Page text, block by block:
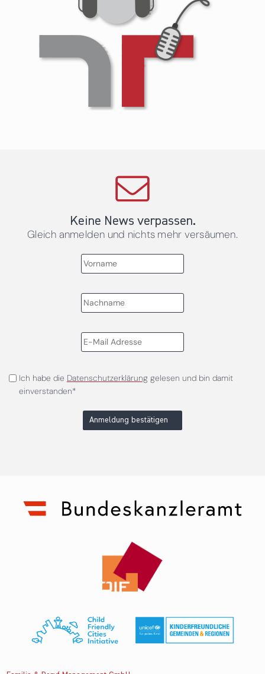
Keine News verpassen.
Gleich anmelden und nichts mehr versäumen.
Ich habe die Datenschutzerklärunggelesen und bin damit
einverstanden*
Anmeldung bestätigen